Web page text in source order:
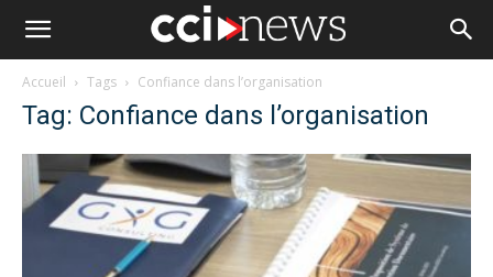
Accueil Tags Confiance dans l’organisation
Tag: Confiance dans l’organisation